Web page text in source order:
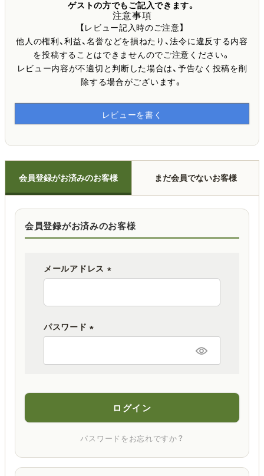
ゲストの方でもご記入できます。
注意事項
【レビュー記入時のご注意】
他人の権利、利益、名誉などを損ねたり、法令に違反する内容
を投稿することはできませんのでご注意ください。
レビュー内容が不適切と判断した場合は、予告なく投稿を削
除する場合がございます。
レビューを書く
会員登録がお済みのお客様 まだ会員でないお客様
会員登録がお済みのお客様
メールアドレス
パスワード
ログイン
パスワードをお忘れですか？